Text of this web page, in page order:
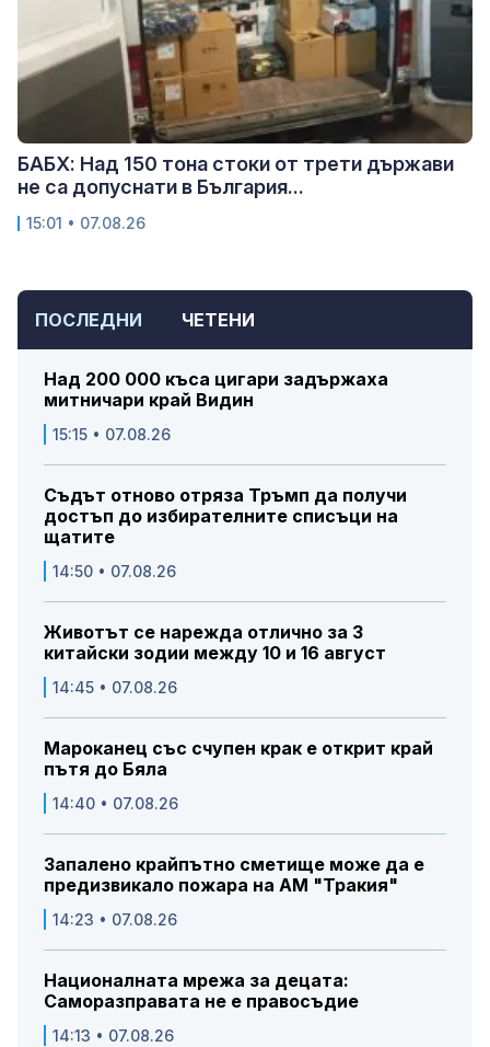
ПОСЛЕДНИ ЧЕТЕНИ
Над 200 000 къса цигари задържаха
митничари край Видин
15:15 • 07.08.26
Съдът отново отряза Тръмп да получи
достъп до избирателните списъци на
щатите
14:50 • 07.08.26
Животът се нарежда отлично за 3
китайски зодии между 10 и 16 август
14:45 • 07.08.26
Мароканец със счупен крак е открит край
пътя до Бяла
14:40 • 07.08.26
Запалено крайпътно сметище може да е
предизвикало пожара на АМ "Тракия"
14:23 • 07.08.26
Националната мрежа за децата:
Саморазправата не е правосъдие
14:13 • 07.08.26
БАБХ: Над 150 тона стоки от трети държави
не са допуснати в България...
15:01 • 07.08.26